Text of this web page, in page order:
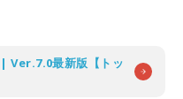
| Ver.7.0最新版【トッ